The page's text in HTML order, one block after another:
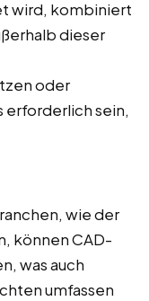
wird, kombiniert
dieser
oder
erforderlich sein,
wie der
können CAD-
was auch
umfassen